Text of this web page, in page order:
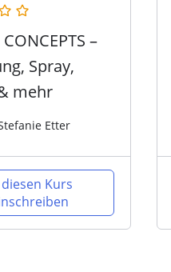
–
Spray,
mehr
Etter
Kurs